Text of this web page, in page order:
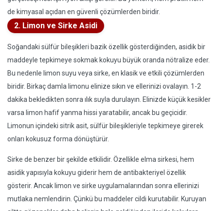
de kimyasal açıdan en güvenli çözümlerden biridir.
2. Limon ve Sirke Asidi
Soğandaki sülfür bileşikleri bazik özellik gösterdiğinden, asidik bir
maddeyle tepkimeye sokmak kokuyu büyük oranda nötralize eder.
Bu nedenle limon suyu veya sirke, en klasik ve etkili çözümlerden
biridir. Birkaç damla limonu elinize sıkın ve ellerinizi ovalayın. 1-2
dakika bekledikten sonra ılık suyla durulayın. Elinizde küçük kesikler
varsa limon hafif yanma hissi yaratabilir, ancak bu geçicidir.
Limonun içindeki sitrik asit, sülfür bileşikleriyle tepkimeye girerek
onları kokusuz forma dönüştürür.
Sirke de benzer bir şekilde etkilidir. Özellikle elma sirkesi, hem
asidik yapısıyla kokuyu giderir hem de antibakteriyel özellik
gösterir. Ancak limon ve sirke uygulamalarından sonra ellerinizi
mutlaka nemlendirin. Çünkü bu maddeler cildi kurutabilir. Kuruyan